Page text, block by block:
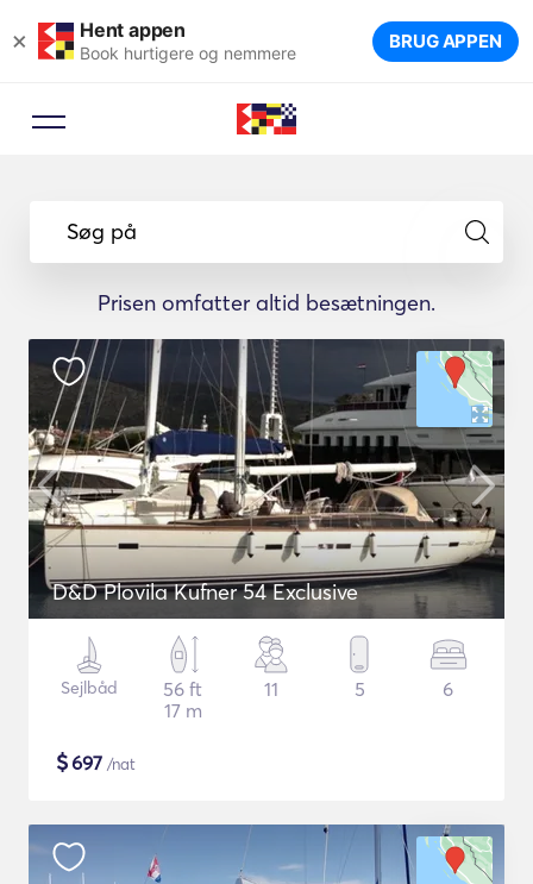
× Hent appen
Book hurtigere og nemmere BRUG APPEN
Søg på
Prisen omfatter altid besætningen.
D&D Plovila Kufner 54 Exclusive
Sejlbåd
56 ft
17 m
11 5 6
$697 /nat